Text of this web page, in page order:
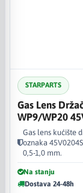
STARPARTS
Gas Lens
WP9/WP20
Gas lens kućište
oznaka
0,5-1,0 mm.
Na stanju
Dostava 24-48h